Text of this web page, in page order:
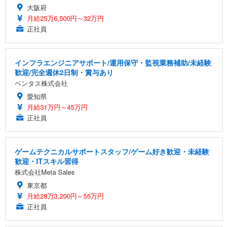
大阪府
月給25万6,500円～32万円
正社員
インフラエンジニアサポート/運用保守・監視業務補助/未経験
歓迎/完全週休2日制・賞与あり
ベンタス株式会社
愛知県
月給31万円～45万円
正社員
ゲームテクニカルサポートスタッフ/ゲーム好き歓迎・未経験
歓迎・ITスキル習得
株式会社Meta Sales
東京都
月給28万3,200円～55万円
正社員